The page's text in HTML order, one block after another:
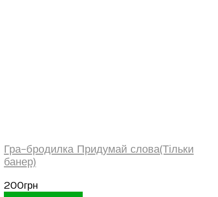
Гра-бродилка Придумай слова(Тільки
банер)
200грн